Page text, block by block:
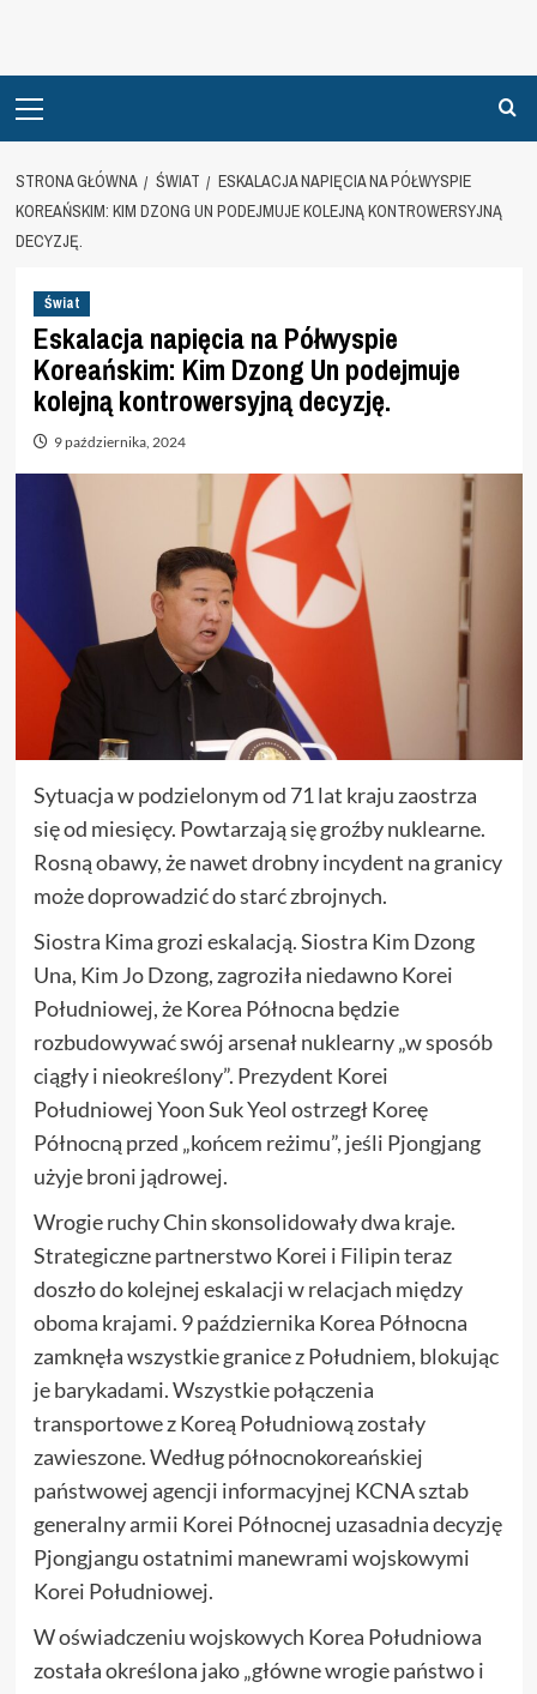
Menu
STRONA GŁÓWNA ŚWIAT
ESKALACJA NAPIĘCIA NA PÓŁWYSPIE
KOREAŃSKIM: KIM DZONG UN PODEJMUJE KOLEJNĄ KONTROWERSYJNĄ
DECYZJĘ.
Świat
Eskalacja napięcia na Półwyspie
Koreańskim: Kim Dzong Un podejmuje
kolejną kontrowersyjną decyzję.
9 października, 2024
Sytuacja w podzielonym od 71 lat kraju zaostrza
się od miesięcy. Powtarzają się groźby nuklearne.
Rosną obawy, że nawet drobny incydent na granicy
może doprowadzić do starć zbrojnych.
Siostra Kima grozi eskalacją. Siostra Kim Dzong
Una, Kim Jo Dzong, zagroziła niedawno Korei
Południowej, że Korea Północna będzie
rozbudowywać swój arsenał nuklearny „w sposób
ciągły i nieokreślony”. Prezydent Korei
Południowej Yoon Suk Yeol ostrzegł Koreę
Północną przed „końcem reżimu”, jeśli Pjongjang
użyje broni jądrowej.
Wrogie ruchy Chin skonsolidowały dwa kraje.
Strategiczne partnerstwo Korei i Filipin teraz
doszło do kolejnej eskalacji w relacjach między
oboma krajami. 9 października Korea Północna
zamknęła wszystkie granice z Południem, blokując
je barykadami. Wszystkie połączenia
transportowe z Koreą Południową zostały
zawieszone. Według północnokoreańskiej
państwowej agencji informacyjnej KCNA sztab
generalny armii Korei Północnej uzasadnia decyzję
Pjongjangu ostatnimi manewrami wojskowymi
Korei Południowej.
W oświadczeniu wojskowych Korea Południowa
została określona jako „główne wrogie państwo i